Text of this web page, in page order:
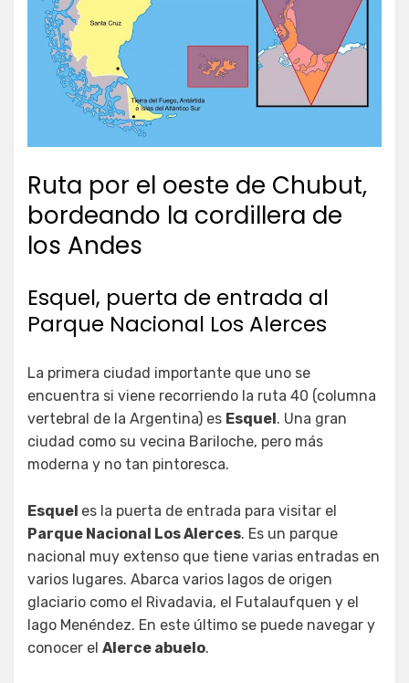
Ruta por el oeste de Chubut,
bordeando la cordillera de
los Andes
Esquel, puerta de entrada al
Parque Nacional Los Alerces
La primera ciudad importante que uno se
encuentra si viene recorriendo la ruta 40 (columna
vertebral de la Argentina) es Esquel. Una gran
ciudad como su vecina Bariloche, pero más
moderna y no tan pintoresca.
Esquel es la puerta de entrada para visitar el
Parque Nacional Los Alerces. Es un parque
nacional muy extenso que tiene varias entradas en
varios lugares. Abarca varios lagos de origen
glaciario como el Rivadavia, el Futalaufquen y el
lago Menéndez. En este último se puede navegar y
conocer el Alerce abuelo.